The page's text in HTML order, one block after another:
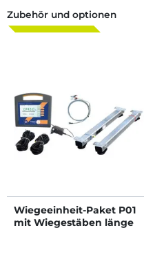
seitliche Panels
Zubehör und optionen
Wiegeeinheit-Paket P01
mit Wiegestäben länge